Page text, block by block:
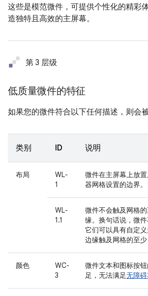
这些是模范微件，可提供个性化的精彩
造独特且高效的主屏幕。
第 3 层级
低质量微件的特征
如果您的微件符合以下任何描述，则会
类别 ID 说明
布局
WL-
1
微件在主屏幕上放
器网格设置的边界。
WL-
1.1
微件不会触及网格
缘。换句话说，微
它们可以具有自定
边缘触及网格的至少
颜色
WC-
3
微件文本和图标按
足，无法满足无障